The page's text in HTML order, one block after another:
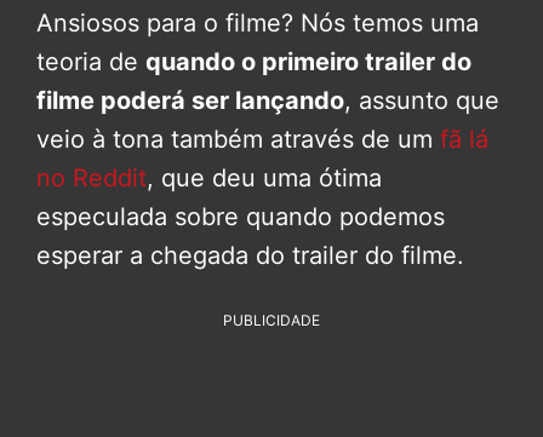
Ansiosos para o filme? Nós temos uma
teoria de quando o primeiro trailer do
filme poderá ser lançando, assunto que
veio à tona também através de um fã lá
no Reddit, que deu uma ótima
especulada sobre quando podemos
esperar a chegada do trailer do filme.
PUBLICIDADE